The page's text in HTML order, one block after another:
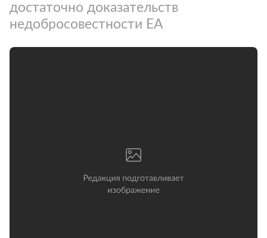
достаточно доказательств
недобросовестности EA